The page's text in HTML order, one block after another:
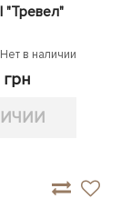
"Тревел"
Нет в наличии